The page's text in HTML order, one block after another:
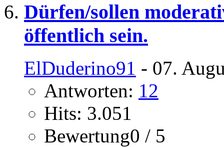
Dürfen/sollen
öffentlich sein.
ElDuderino91 - 07.
Antworten: 12
Hits: 3.051
Bewertung0 / 5